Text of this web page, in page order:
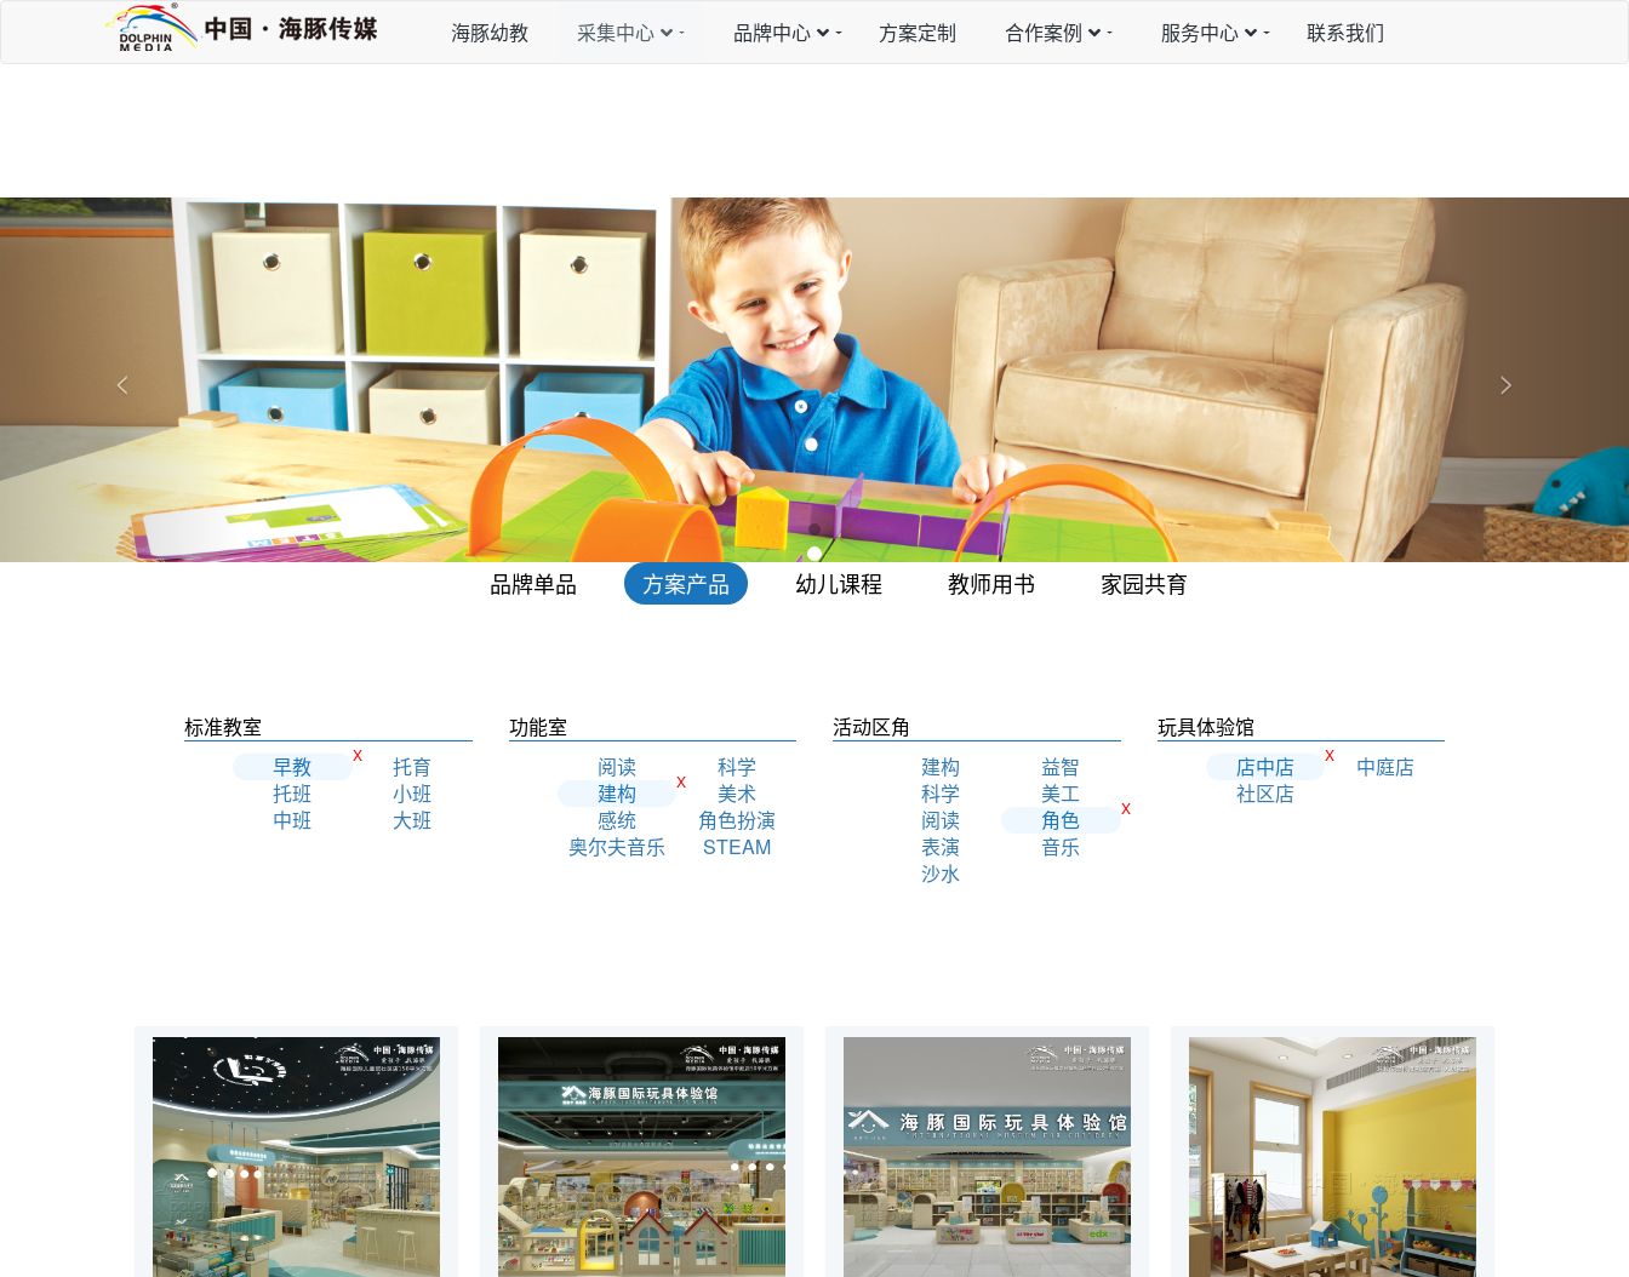
海豚幼教 采集中心 品牌中心 方案定制 合作案例 服务中心 联系我们
<
P
r
o
s
>
品牌单品 方案产品 幼儿课程 教师用书 家园共育
标准教室
早教
X
托育
托班
小班
中班
大班
功能室
阅读
科学
建构
X
美术
感统
角色扮演
奥尔夫音乐
STEAM
活动区角
建构
益智
科学
美工
阅读
角色 X
表演
音乐
沙水
玩具体验馆
店中店
X
中庭店
社区店